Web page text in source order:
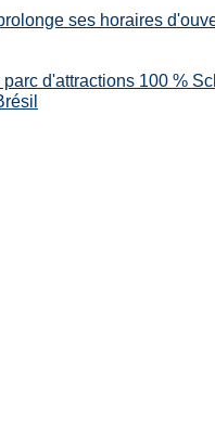
ses horaires
parc d'attractions 100 %